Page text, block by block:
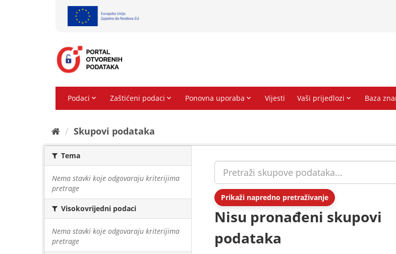
Skupovi podаtаkа
Tema
Nema stavki koje odgovaraju kriterijima
pretrage
Visokovrijedni podaci
Nema stavki koje odgovaraju kriterijima
pretrage
Prikaži napredno pretraživanje
Nisu pronađeni skupovi
podataka